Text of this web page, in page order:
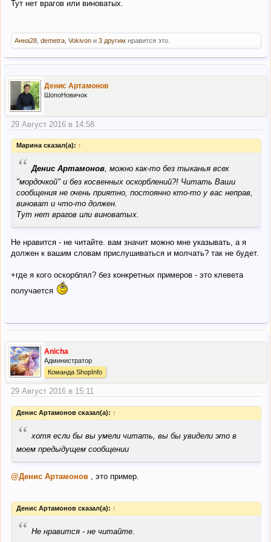
Тут нет врагов или виноватых.
Анна28 demetra Vokivon и 3 другим нравится это.
Денис Артамонов
ШопоНовичок
29 Август 2016 в 14:58
Марина сказал(а): ↑
“ Денис Артамонов, можно как-то без тыканья всех
"мордочкой" и без косвенных оскорблений?! Читать Ваши
сообщения не очень приятно, постоянно кто-то у вас неправ,
виноват и что-то должен.
Тут нет врагов или виноватых.
Не нравится - не читайте. вам значит можно мне указывать, а я
должен к вашим словам прислушиваться и молчать? так не будет.
+где я кого оскорблял? без конкретных примеров - это клевета
получается
Anicha
Администратор
Команда ShopInfo
29 Август 2016 в 15:11
Денис Артамонов сказал(а): ↑
“ хотя если бы вы умели читать, вы бы увидели это в
моем предыдущем сообщении
@Денис Артамонов , это пример.
Денис Артамонов сказал(а): ↑
“ Не нравится - не читайте.